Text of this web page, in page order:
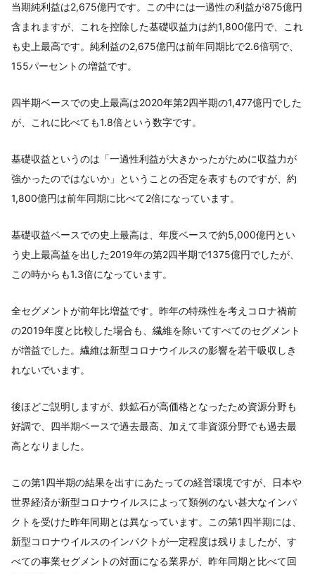
当期純利益は2,675億円です。この中には一過性の利益が875億円
含まれますが、これを控除した基礎収益力は約1,800億円で、これ
も史上最高です。純利益の2,675億円は前年同期比で2.6倍弱で、
155パーセントの増益です。
四半期ベースでの史上最高は2020年第2四半期の1,477億円でした
が、これに比べても1.8倍という数字です。
基礎収益というのは「一過性利益が大きかったがために収益力が
強かったのではないか」ということの否定を表すものですが、約
1,800億円は前年同期に比べて2倍になっています。
基礎収益ベースでの史上最高は、年度ベースで約5,000億円とい
う史上最高益を出した2019年の第2四半期で1375億円でしたが、
この時からも1.3倍になっています。
全セグメントが前年比増益です。昨年の特殊性を考えコロナ禍前
の2019年度と比較した場合も、繊維を除いてすべてのセグメント
が増益でした。繊維は新型コロナウイルスの影響を若干吸収しき
れないでいます。
後ほどご説明しますが、鉄鉱石が高価格となったため資源分野も
好調で、四半期ベースで過去最高、加えて非資源分野でも過去最
高となりました。
この第1四半期の結果を出すにあたっての経営環境ですが、日本や
世界経済が新型コロナウイルスによって類例のない甚大なインパ
クトを受けた昨年同期とは異なっています。この第1四半期には、
新型コロナウイルスのインパクトが一定程度は残りましたが、す
べての事業セグメントの対面になる業界が、昨年同期と比べて回